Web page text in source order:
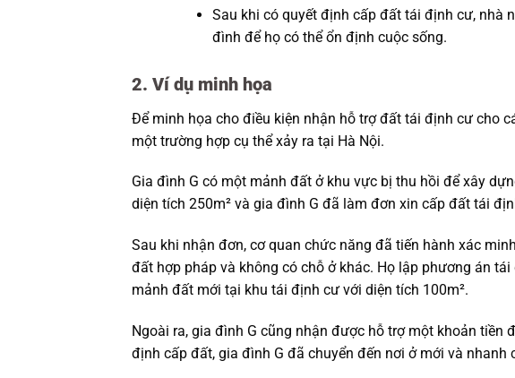
Sau khi có quyết định cấp đất tái định cư, nhà
đình để họ có thể ổn định cuộc sống.
2. Ví dụ minh họa
Để minh họa cho điều kiện nhận hỗ trợ đất tái định cư cho
một trường hợp cụ thể xảy ra tại Hà Nội.
Gia đình G có một mảnh đất ở khu vực bị thu hồi để xây
diện tích 250m² và gia đình G đã làm đơn xin cấp đất tái
Sau khi nhận đơn, cơ quan chức năng đã tiến hành xác
đất hợp pháp và không có chỗ ở khác. Họ lập phương án
mảnh đất mới tại khu tái định cư với diện tích 100m².
Ngoài ra, gia đình G cũng nhận được hỗ trợ một khoản tiền
định cấp đất, gia đình G đã chuyển đến nơi ở mới và nhanh